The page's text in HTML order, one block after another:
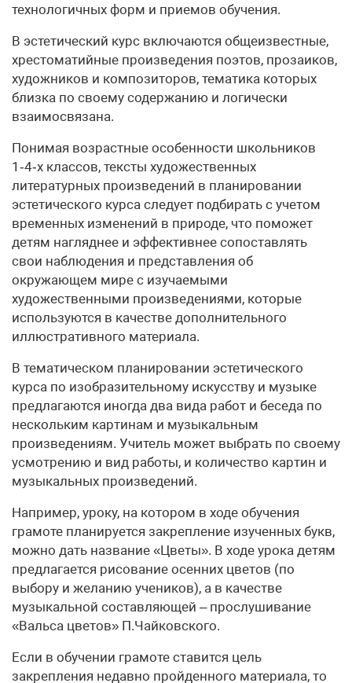
технологичных форм и приемов обучения.
В эстетический курс включаются общеизвестные,
хрестоматийные произведения поэтов, прозаиков,
художников и композиторов, тематика которых
близка по своему содержанию и логически
взаимосвязана.
Понимая возрастные особенности школьников
1‑4‑х классов, тексты художественных
литературных произведений в планировании
эстетического курса следует подбирать с учетом
временных изменений в природе, что поможет
детям нагляднее и эффективнее сопоставлять
свои наблюдения и представления об
окружающем мире с изучаемыми
художественными произведениями, которые
используются в качестве дополнительного
иллюстративного материала.
В тематическом планировании эстетического
курса по изобразительному искусству и музыке
предлагаются иногда два вида работ и беседа по
нескольким картинам и музыкальным
произведениям. Учитель может выбрать по своему
усмотрению и вид работы, и количество картин и
музыкальных произведений.
Например, уроку, на котором в ходе обучения
грамоте планируется закрепление изученных букв,
можно дать название «Цветы». В ходе урока детям
предлагается рисование осенних цветов (по
выбору и желанию учеников), а в качестве
музыкальной составляющей – прослушивание
«Вальса цветов» П.Чайковского.
Если в обучении грамоте ставится цель
закрепления недавно пройденного материала, то